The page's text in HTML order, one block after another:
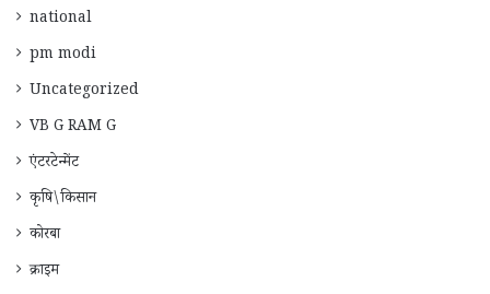
national
pm modi
Uncategorized
VB G RAM G
एंटरटेन्मेंट
कृषि\किसान
कोरबा
क्राइम